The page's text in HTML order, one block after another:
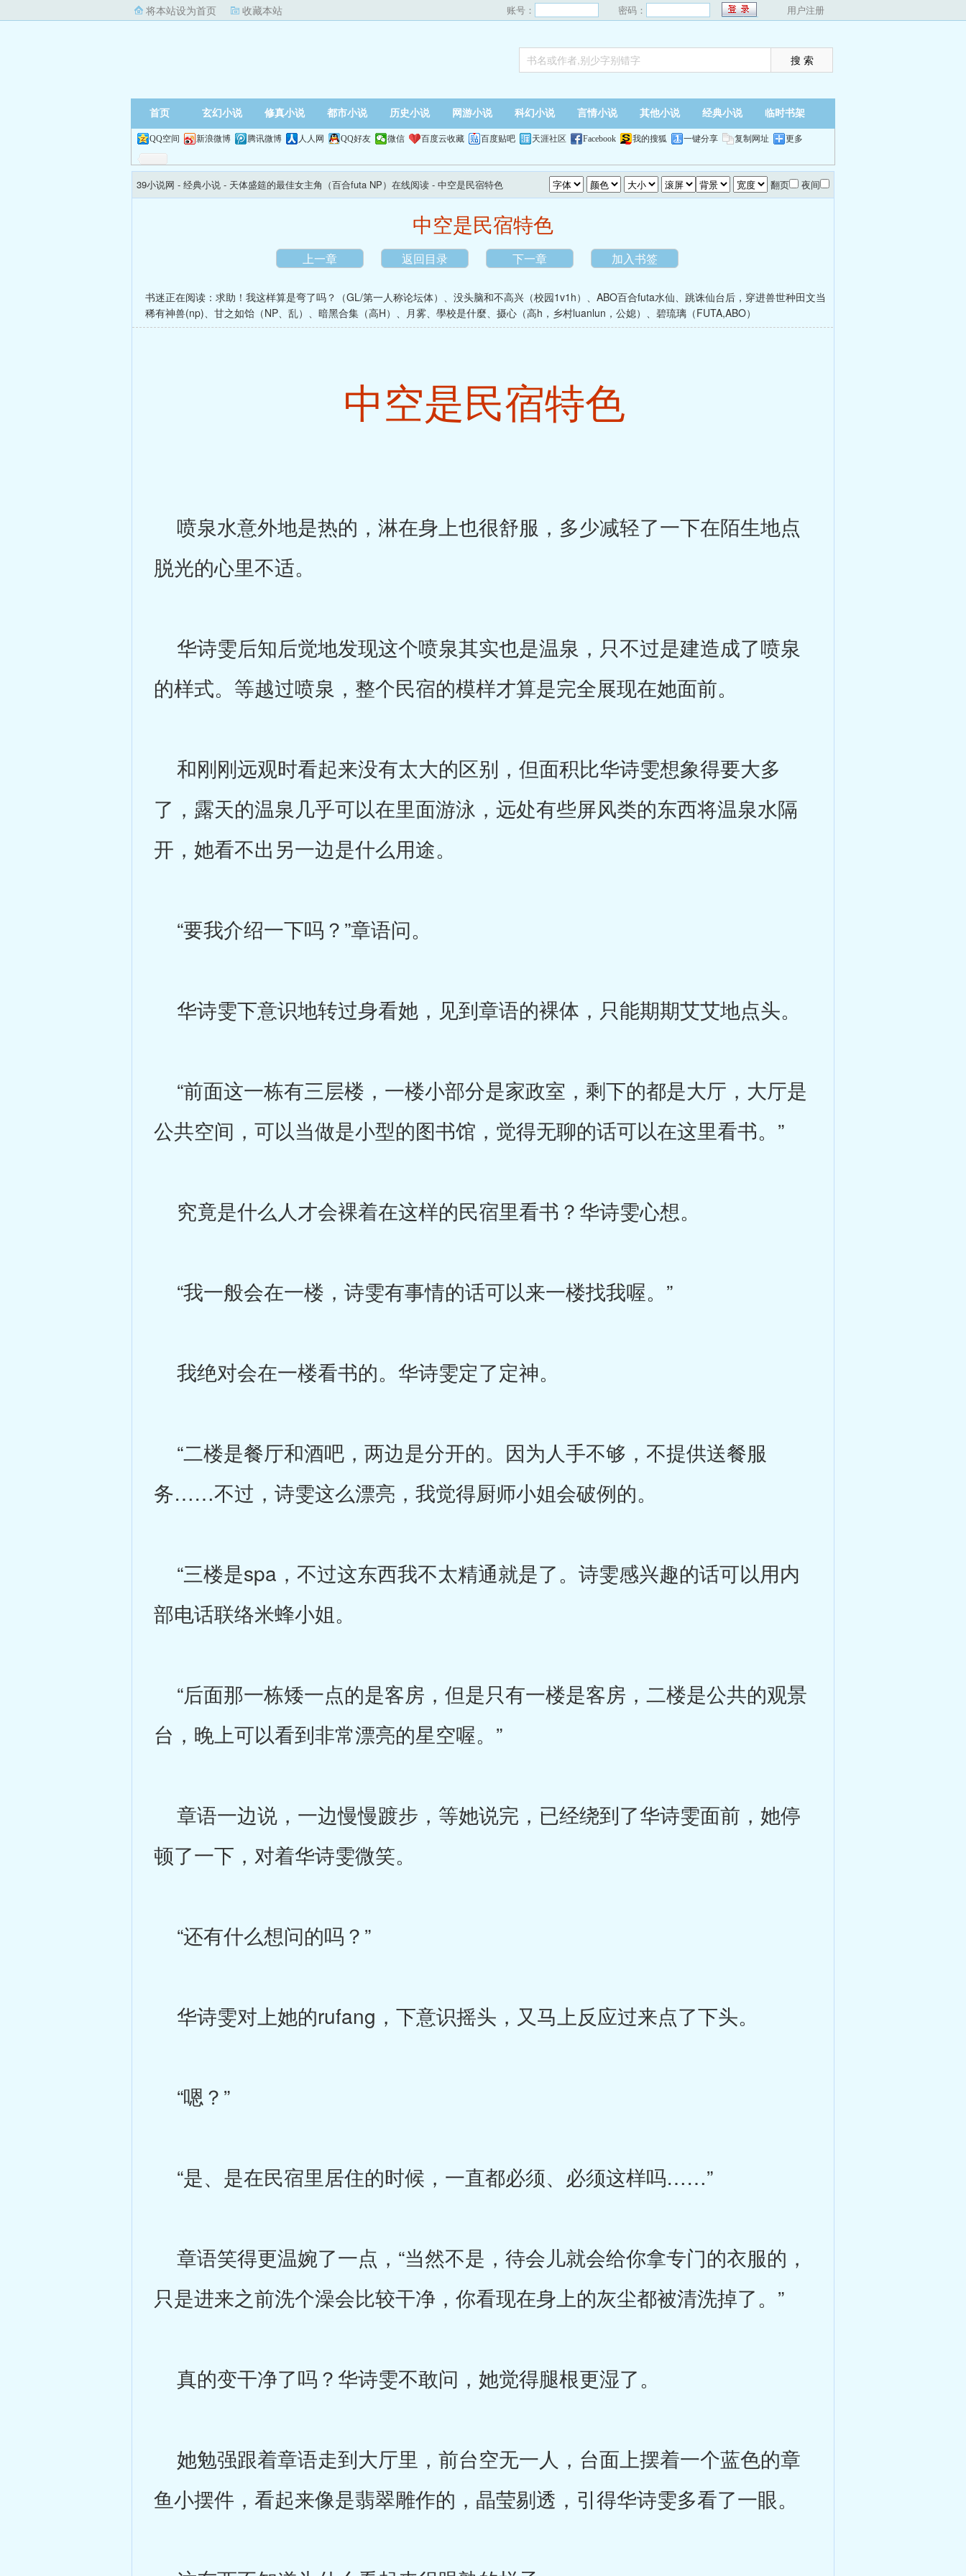
将本站设为首页 收藏本站 账号： 密码： 用户注册
首页 玄幻小说 修真小说 都市小说 历史小说 网游小说 科幻小说 言情小说 其他小说 经典小说 临时书架
QQ空间 新浪微博 腾讯微博 人人网 QQ好友 微信 百度云收藏 百度贴吧 天涯社区 Facebook 我的搜狐 一键分享 复制网址 更多
39小说网 - 经典小说 - 天体盛筵的最佳女主角（百合futa NP）在线阅读 - 中空是民宿特色 翻页 夜间
中空是民宿特色
上一章 返回目录 下一章 加入书签
书迷正在阅读： 求助！我这样算是弯了吗？（GL/第一人称论坛体） 、 没头脑和不高兴（校园1v1h） 、 ABO百合futa水仙、 跳诛仙台后，穿进兽世种田文当
稀有神兽(np)、 甘之如饴（NP、乱） 、 暗黑合集（高H） 、 月雾、 學校是什麼、 摄心（高h，乡村luanlun，公媳） 、 碧琉璃（FUTA,ABO）
中空是民宿特色
喷泉水意外地是热的，淋在身上也很舒服，多少减轻了一下在陌生地点
脱光的心里不适。
华诗雯后知后觉地发现这个喷泉其实也是温泉，只不过是建造成了喷泉
的样式。等越过喷泉，整个民宿的模样才算是完全展现在她面前。
和刚刚远观时看起来没有太大的区别，但面积比华诗雯想象得要大多
了，露天的温泉几乎可以在里面游泳，远处有些屏风类的东西将温泉水隔
开，她看不出另一边是什么用途。
“要我介绍一下吗？”章语问。
华诗雯下意识地转过身看她，见到章语的裸体，只能期期艾艾地点头。
“前面这一栋有三层楼，一楼小部分是家政室，剩下的都是大厅，大厅是
公共空间，可以当做是小型的图书馆，觉得无聊的话可以在这里看书。”
究竟是什么人才会裸着在这样的民宿里看书？华诗雯心想。
“我一般会在一楼，诗雯有事情的话可以来一楼找我喔。”
我绝对会在一楼看书的。华诗雯定了定神。
“二楼是餐厅和酒吧，两边是分开的。因为人手不够，不提供送餐服
务……不过，诗雯这么漂亮，我觉得厨师小姐会破例的。
“三楼是spa，不过这东西我不太精通就是了。诗雯感兴趣的话可以用内
部电话联络米蜂小姐。
“后面那一栋矮一点的是客房，但是只有一楼是客房，二楼是公共的观景
台，晚上可以看到非常漂亮的星空喔。”
章语一边说，一边慢慢踱步，等她说完，已经绕到了华诗雯面前，她停
顿了一下，对着华诗雯微笑。
“还有什么想问的吗？”
华诗雯对上她的rufang，下意识摇头，又马上反应过来点了下头。
“嗯？”
“是、是在民宿里居住的时候，一直都必须、必须这样吗……”
章语笑得更温婉了一点，“当然不是，待会儿就会给你拿专门的衣服的，
只是进来之前洗个澡会比较干净，你看现在身上的灰尘都被清洗掉了。”
真的变干净了吗？华诗雯不敢问，她觉得腿根更湿了。
她勉强跟着章语走到大厅里，前台空无一人，台面上摆着一个蓝色的章
鱼小摆件，看起来像是翡翠雕作的，晶莹剔透，引得华诗雯多看了一眼。